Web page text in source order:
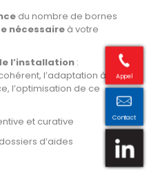
du nombre de bornes
nécessaireà votre
l’installation:
l’adaptation à
l’optimisation de ce
et curative
d’aides
Appel
Contact